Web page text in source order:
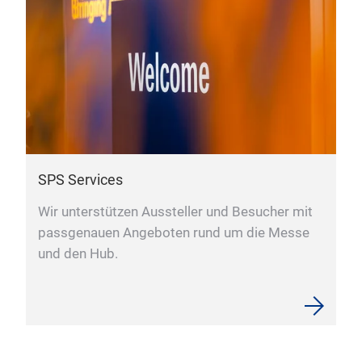
SPS Services
Wir unterstützen Aussteller und Besucher mit
passgenauen Angeboten rund um die Messe
und den Hub.